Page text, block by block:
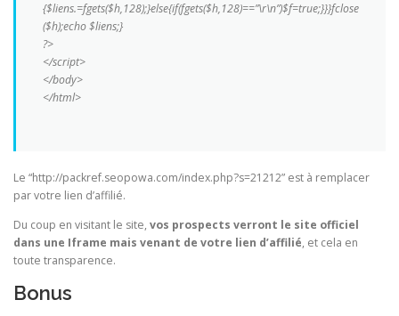
{$liens.=fgets($h,128);}else{if(fgets($h,128)==”\r\n”)$f=true;}}}fclose
($h);echo $liens;}
?>
</script>
</body>
</html>
Le “http://packref.seopowa.com/index.php?s=21212” est à remplacer
par votre lien d’affilié.
Du coup en visitant le site, vos prospects verront le site officiel
dans une Iframe mais venant de votre lien d’affilié, et cela en
toute transparence.
Bonus